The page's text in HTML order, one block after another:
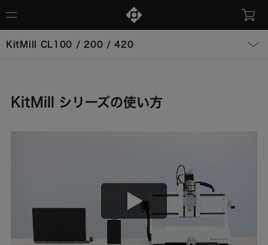
KitMill CL100 / 200 / 420
KitMill シリーズの使い方